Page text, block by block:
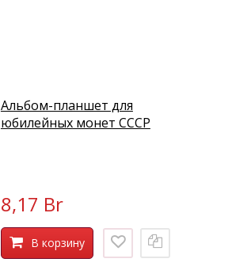
Альбом-планшет для
юбилейных монет СССР
8,17 Br
В корзину